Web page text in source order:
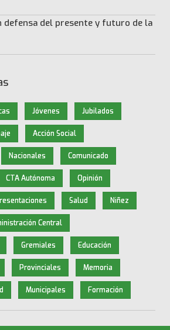
defensa del presente y futuro de la
Jóvenes Jubilados
Acción Social
Nacionales Comunicado
CTA Autónoma Opinión
Salud Niñez
Central
Gremiales Educación
Provinciales Memoria
Municipales Formación